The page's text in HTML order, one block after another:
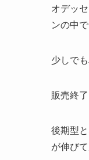
オデッ
ンの中
少しで
販売終
後期型
が伸び